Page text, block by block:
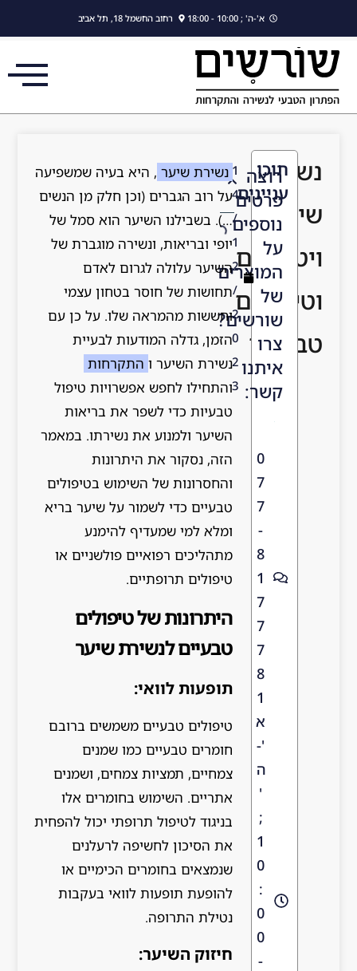
א'-ה' ; 10:00 - 18:00 רחוב החשמל 18, תל אביב
נשירת
שיער,
ויטמינים
וטיפולים
טבעיים
רוצה
פרטים
נוספים
על
המוצרים
של
שורשים?
צרו
איתנו
קשר:
0
7
7
-
8
1
7
7
7
8
1
א
'-
ה
'
;
1
0
:
0
0
-
1
4
/
1
2
/
2
0
2
3
תוכן
עניינים
נשירת שיער , היא בעיה שמשפיעה
על רוב הגברים (וכן חלק מן הנשים
…). בשבילנו השיער הוא סמל של
יופי ובריאות, ונשירה מוגברת של
השיער עלולה לגרום לאדם
תחושות של חוסר בטחון עצמי
וחששות מהמראה שלו. על כן עם
הזמן, גדלה המודעות לבעיית
נשירת השיער ו התקרחות
והתחילו לחפש אפשרויות טיפול
טבעיות כדי לשפר את בריאות
השיער ולמנוע את נשירתו. במאמר
הזה, נסקור את היתרונות
והחסרונות של השימוש בטיפולים
טבעיים כדי לשמור על שיער בריא
ומלא למי שמעדיף להימנע
מתהליכים רפואיים פולשניים או
טיפולים תרופתיים.
היתרונות של טיפולים
טבעיים לנשירת שיער
תופעות לוואי:
טיפולים טבעיים משמשים ברובם
חומרים טבעיים כמו שמנים
צמחיים, תמציות צמחים, ושמנים
אתריים. השימוש בחומרים אלו
בניגוד לטיפול תרופתי יכול להפחית
את הסיכון לחשיפה לרעלנים
שנמצאים בחומרים הכימיים או
להופעת תופעות לוואי בעקבות
נטילת התרופה.
חיזוק השיער: